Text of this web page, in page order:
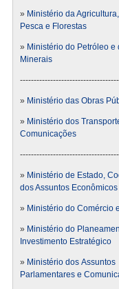
» Ministério da
Pesca e Florestas
» Ministério do Petróleo e
Minerais
» Ministério das Obras
» Ministério dos
Comunicações
» Ministério de Estado,
dos Assuntos Econômicos
» Ministério do Comércio
» Ministério do
Investimento Estratégico
» Ministério dos Assuntos
Parlamentares e